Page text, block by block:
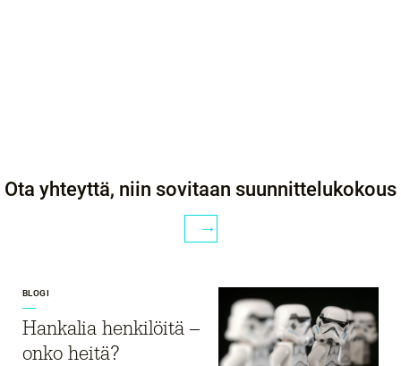
Ota yhteyttä, niin sovitaan suunnittelukokous
BLOGI
Hankalia henkilöitä –
onko heitä?